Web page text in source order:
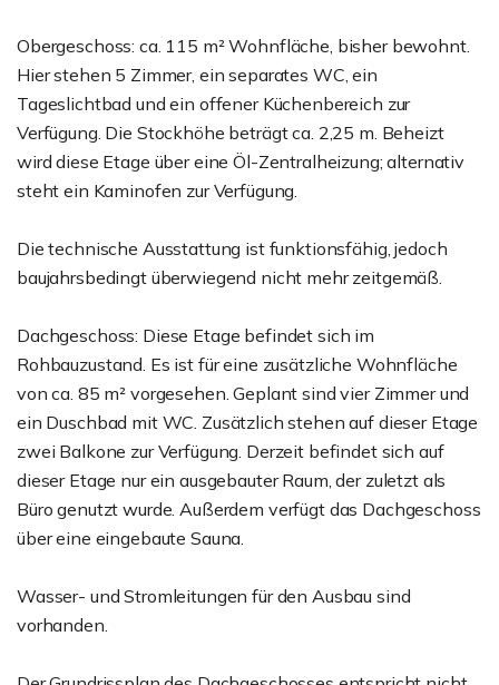
Obergeschoss: ca. 115 m² Wohnfläche, bisher bewohnt.
Hier stehen 5 Zimmer, ein separates WC, ein
Tageslichtbad und ein offener Küchenbereich zur
Verfügung. Die Stockhöhe beträgt ca. 2,25 m. Beheizt
wird diese Etage über eine Öl-Zentralheizung; alternativ
steht ein Kaminofen zur Verfügung.
Die technische Ausstattung ist funktionsfähig, jedoch
baujahrsbedingt überwiegend nicht mehr zeitgemäß.
Dachgeschoss: Diese Etage befindet sich im
Rohbauzustand. Es ist für eine zusätzliche Wohnfläche
von ca. 85 m² vorgesehen. Geplant sind vier Zimmer und
ein Duschbad mit WC. Zusätzlich stehen auf dieser Etage
zwei Balkone zur Verfügung. Derzeit befindet sich auf
dieser Etage nur ein ausgebauter Raum, der zuletzt als
Büro genutzt wurde. Außerdem verfügt das Dachgeschoss
über eine eingebaute Sauna.
Wasser- und Stromleitungen für den Ausbau sind
vorhanden.